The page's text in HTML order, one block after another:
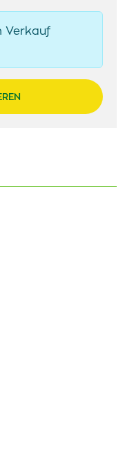
Verkauf